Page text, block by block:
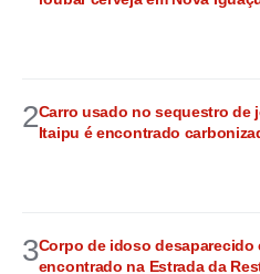
2Carro usado no sequestro de
Itaipu é encontrado
3Corpo de idoso desaparecido
encontrado na Estrada da